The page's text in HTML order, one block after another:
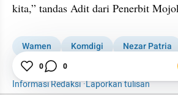
kita,” tandas Adit dari Penerbit
Wamen Komdigi Nezar Patria
Buku
Nasional
Informasi Redaksi·Laporkan tulisan
0 0